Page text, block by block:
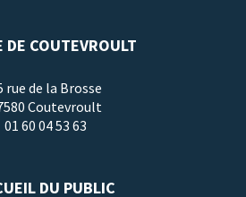
DE COUTEVROULT
rue de la Brosse
Coutevroult
01 60 04 53 63
DU PUBLIC